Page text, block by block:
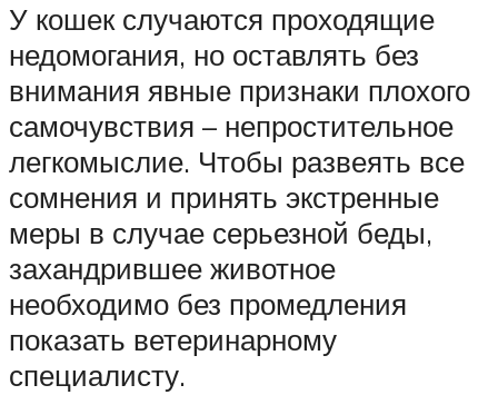
У кошек случаются проходящие
недомогания, но оставлять без
внимания явные признаки плохого
самочувствия – непростительное
легкомыслие. Чтобы развеять все
сомнения и принять экстренные
меры в случае серьезной беды,
захандрившее животное
необходимо без промедления
показать ветеринарному
специалисту.